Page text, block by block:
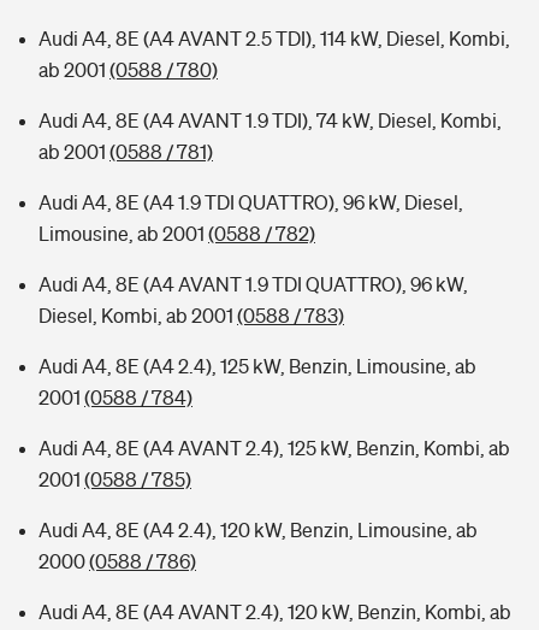
Audi A4, 8E (A4 AVANT 2.5 TDI), 114 kW, Diesel, Kombi,
ab 2001 (0588 / 780)
Audi A4, 8E (A4 AVANT 1.9 TDI), 74 kW, Diesel, Kombi,
ab 2001 (0588 / 781)
Audi A4, 8E (A4 1.9 TDI QUATTRO), 96 kW, Diesel,
Limousine, ab 2001 (0588 / 782)
Audi A4, 8E (A4 AVANT 1.9 TDI QUATTRO), 96 kW,
Diesel, Kombi, ab 2001 (0588 / 783)
Audi A4, 8E (A4 2.4), 125 kW, Benzin, Limousine, ab
2001 (0588 / 784)
Audi A4, 8E (A4 AVANT 2.4), 125 kW, Benzin, Kombi, ab
2001 (0588 / 785)
Audi A4, 8E (A4 2.4), 120 kW, Benzin, Limousine, ab
2000(0588 / 786)
Audi A4, 8E (A4 AVANT 2.4), 120 kW, Benzin, Kombi, ab